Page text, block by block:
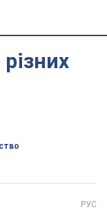
РУС